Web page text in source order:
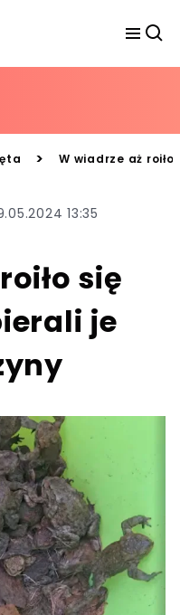
> W wiadrze aż
13:35
się
je